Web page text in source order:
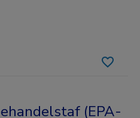
(EPA-